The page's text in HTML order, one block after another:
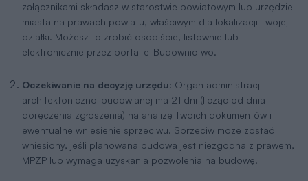
załącznikami składasz w starostwie powiatowym lub urzędzie
miasta na prawach powiatu, właściwym dla lokalizacji Twojej
działki. Możesz to zrobić osobiście, listownie lub
elektronicznie przez portal e-Budownictwo.
Oczekiwanie na decyzję urzędu: Organ administracji
architektoniczno-budowlanej ma 21 dni (licząc od dnia
doręczenia zgłoszenia) na analizę Twoich dokumentów i
ewentualne wniesienie sprzeciwu. Sprzeciw może zostać
wniesiony, jeśli planowana budowa jest niezgodna z prawem,
MPZP lub wymaga uzyskania pozwolenia na budowę.